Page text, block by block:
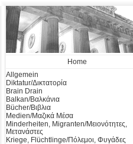
Home
Allgemein
Diktatur/Δικτατορία
Brain Drain
Balkan/Βαλκάνια
Bücher/Βιβλια
Medien/Μαζικά Μέσα
Minderheiten, Migranten/Μειονότητες,
Μετανάστες
Kriege, Flüchtlinge/Πόλεμοι, Φυγάδες